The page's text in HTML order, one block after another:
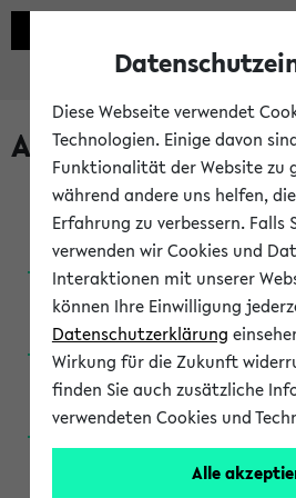
Archivierte
Anglistik: British and American
(Einschreibung bis WiSe 16/17)
Anglistik: British and American
(Einschreibung bis SoSe 2015)
Anglistik: British and American
(Einschreibung bis SoSe 2013)
Anglistik: British and American
(Einschreibung bis SoSe 2011)
Diese Webseite verwendet
Technologien. Einige davon
Funktionalität der Website zu
während andere uns helfen,
Erfahrung zu verbessern. Falls
verwenden wir Cookies und
Interaktionen mit unserer
können Ihre Einwilligung
Datenschutzerklärung
Wirkung für die Zukunft
finden Sie auch zusätzliche
verwendeten Cookies und
Alle